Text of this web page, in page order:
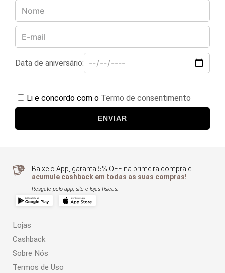
Data de aniversário:
Li e concordo com o Termo de consentimento
ENVIAR
Baixe o App, garanta 5% OFF na primeira compra e
acumule cashback em todas as suas compras!
Resgate pelo app, site e lojas físicas.
Lojas
Cashback
Sobre Nós
Termos de Uso